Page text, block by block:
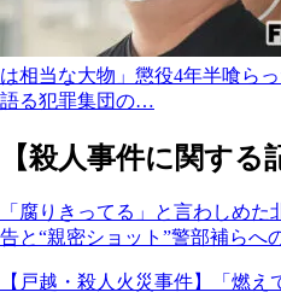
は相当な大物」懲役4年半喰ら
語る犯罪集団の…
【殺人事件に関する
「腐りきってる」と言わしめ
告と“親密ショット”警部補らへ
【戸越・殺人火災事件】「燃